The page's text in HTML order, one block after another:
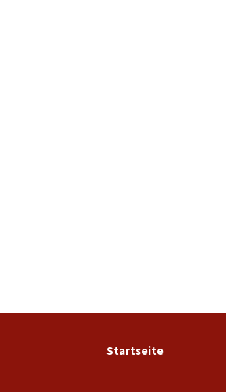
Startseite